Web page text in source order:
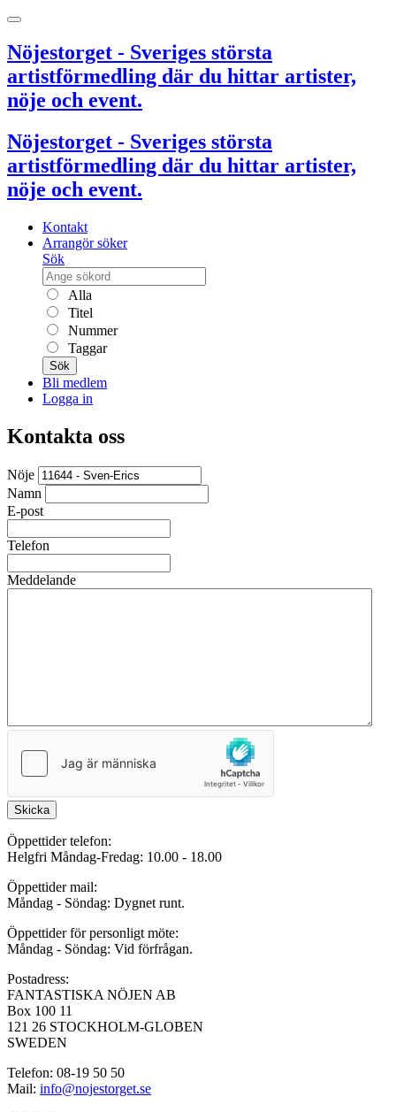
Nöjestorget - Sveriges största
artistförmedling där du hittar artister,
nöje och event.
Nöjestorget - Sveriges största
artistförmedling där du hittar artister,
nöje och event.
Kontakt
Arrangör söker
Sök
Alla
Titel
Nummer
Taggar
Sök
Bli medlem
Logga in
Kontakta oss
Nöje
Namn
E-post
Telefon
Meddelande
Skicka
Öppettider telefon:
Helgfri Måndag-Fredag: 10.00 - 18.00
Öppettider mail:
Måndag - Söndag: Dygnet runt.
Öppettider för personligt möte:
Måndag - Söndag: Vid förfrågan.
Postadress:
FANTASTISKA NÖJEN AB
Box 100 11
121 26 STOCKHOLM-GLOBEN
SWEDEN
Telefon: 08-19 50 50
Mail: info@nojestorget.se